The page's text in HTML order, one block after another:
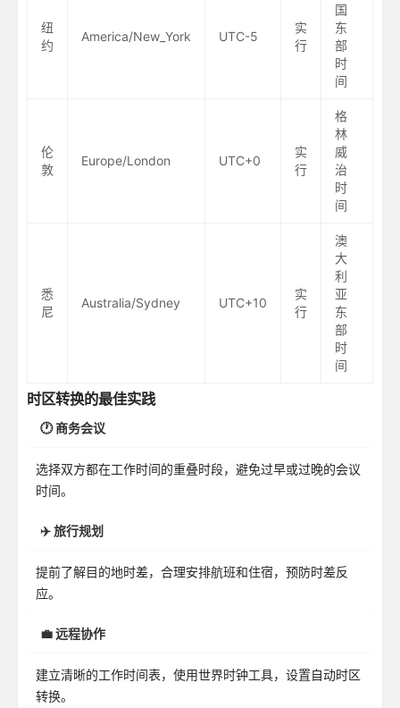
纽
约
America/New_York UTC-5
实
行
国
东
部
时
间
伦
敦
Europe/London UTC+0
实
行
格
林
威
治
时
间
悉
尼
Australia/Sydney UTC+10
实
行
澳
大
利
亚
东
部
时
间
时区转换的最佳实践
🕐 商务会议
选择双方都在工作时间的重叠时段，避免过早或过晚的会议
时间。
✈️ 旅行规划
提前了解目的地时差，合理安排航班和住宿，预防时差反
应。
💼 远程协作
建立清晰的工作时间表，使用世界时钟工具，设置自动时区
转换。